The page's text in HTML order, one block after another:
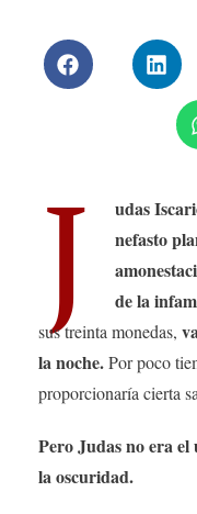
J
udas
nefasto
de la
sus treinta monedas,
la noche.Por poco
proporcionaría cierta
Pero Judas no era
la oscuridad.